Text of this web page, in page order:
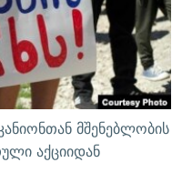
19
ᲐᲛᲑᲐᲕᲘ
მშენებლობის
აქციიდან